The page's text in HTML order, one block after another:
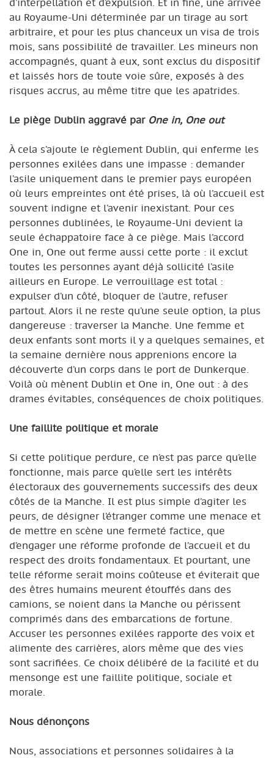
au Royaume-Uni déterminée par un tirage au sort
arbitraire, et pour les plus chanceux un visa de trois
mois, sans possibilité de travailler. Les mineurs non
accompagnés, quant à eux, sont exclus du dispositif
et laissés hors de toute voie sûre, exposés à des
risques accrus, au même titre que les apatrides.
Le piège Dublin aggravé par One in, One out
À cela s’ajoute le règlement Dublin, qui enferme les
personnes exilées dans une impasse : demander
l’asile uniquement dans le premier pays européen
où leurs empreintes ont été prises, là où l’accueil est
souvent indigne et l’avenir inexistant. Pour ces
personnes dublinées, le Royaume-Uni devient la
seule échappatoire face à ce piège. Mais l’accord
One in, One out ferme aussi cette porte : il exclut
toutes les personnes ayant déjà sollicité l’asile
ailleurs en Europe. Le verrouillage est total :
expulser d’un côté, bloquer de l’autre, refuser
partout. Alors il ne reste qu’une seule option, la plus
dangereuse : traverser la Manche. Une femme et
deux enfants sont morts il y a quelques semaines, et
la semaine dernière nous apprenions encore la
découverte d’un corps dans le port de Dunkerque.
Voilà où mènent Dublin et One in, One out : à des
drames évitables, conséquences de choix politiques.
Une faillite politique et morale
Si cette politique perdure, ce n’est pas parce qu’elle
fonctionne, mais parce qu’elle sert les intérêts
électoraux des gouvernements successifs des deux
côtés de la Manche. Il est plus simple d’agiter les
peurs, de désigner l’étranger comme une menace et
de mettre en scène une fermeté factice, que
d’engager une réforme profonde de l’accueil et du
respect des droits fondamentaux. Et pourtant, une
telle réforme serait moins coûteuse et éviterait que
des êtres humains meurent étouffés dans des
camions, se noient dans la Manche ou périssent
comprimés dans des embarcations de fortune.
Accuser les personnes exilées rapporte des voix et
alimente des carrières, alors même que des vies
sont sacrifiées. Ce choix délibéré de la facilité et du
mensonge est une faillite politique, sociale et
morale.
Nous dénonçons
Nous, associations et personnes solidaires à la